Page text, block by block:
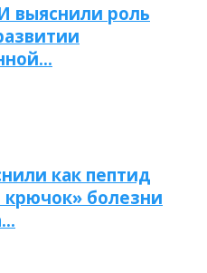
выяснили роль
как пептид
болезни